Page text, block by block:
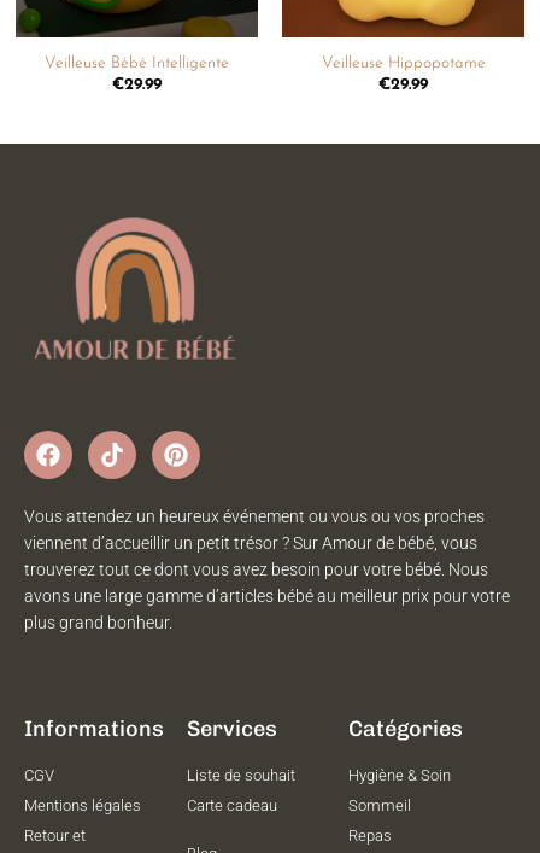
Veilleuse Bébé Intelligente
€29.99
Veilleuse Hippopotame
€29.99
Vous attendez un heureux événement ou vous ou vos proches
viennent d’accueillir un petit trésor ? Sur Amour de bébé, vous
trouverez tout ce dont vous avez besoin pour votre bébé. Nous
avons une large gamme d’articles bébé au meilleur prix pour votre
plus grand bonheur.
Informations
CGV
Mentions légales
Retour et
Services
Liste de souhait
Carte cadeau
Catégories
Hygiène & Soin
Sommeil
Repas